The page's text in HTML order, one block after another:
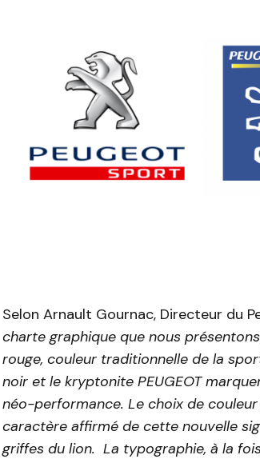
Selon Arnault Gournac, Directeur du
charte graphique que nous
rouge, couleur traditionnelle de la
noir et le kryptonite PEUGEOT
néo-performance. Le choix de
caractère affirmé de cette nouvelle
griffes du lion. La typographie, à la